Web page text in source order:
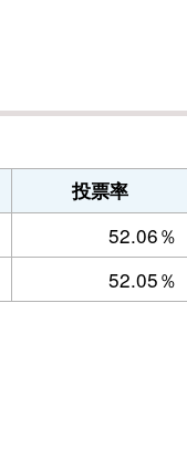
投票率
52.06％
52.05％